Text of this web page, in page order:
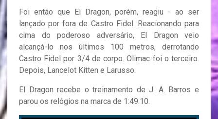
Foi então que El Dragon, porém, reagiu - ao ser
lançado por fora de Castro Fidel. Reacionando para
cima do poderoso adversário, El Dragon veio
alcançá-lo nos últimos 100 metros, derrotando
Castro Fidel por 3/4 de corpo. Olimac foi o terceiro.
Depois, Lancelot Kitten e Larusso.
El Dragon recebe o treinamento de J. A. Barros e
parou os relógios na marca de 1:49.10.